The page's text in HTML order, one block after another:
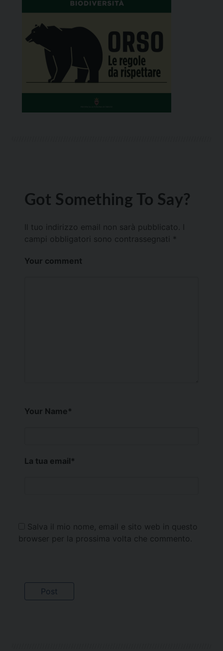
Got Something To Say?
Il tuo indirizzo email non sarà pubblicato.
campi obbligatori sono contrassegnati *
Your comment
Your Name*
La tua email*
Salva il mio nome, email e sito web in questo
browser per la prossima volta che commento.